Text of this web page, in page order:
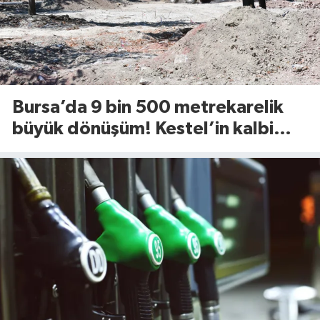
Bursa’da 9 bin 500 metrekarelik
büyük dönüşüm! Kestel’in kalbi